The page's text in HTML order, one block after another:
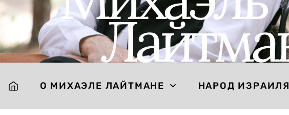
О МИХАЭЛЕ ЛАЙТМАНЕ НАРОД ИЗРАИЛЯ